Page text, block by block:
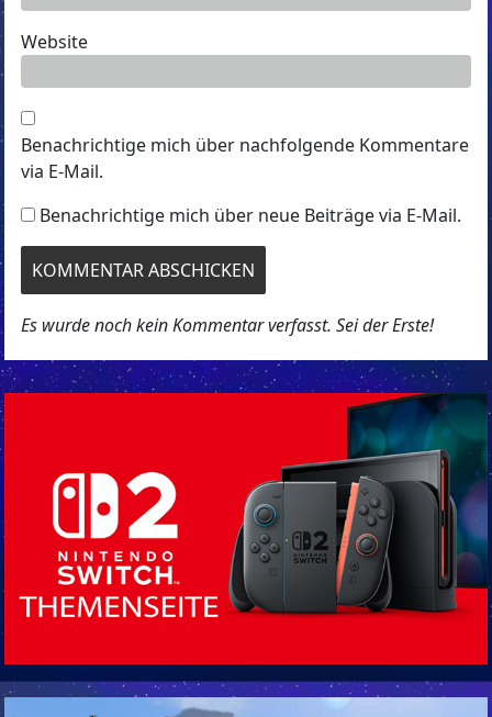
Website
Benachrichtige mich über nachfolgende Kommentare
via E-Mail.
Benachrichtige mich über neue Beiträge via E-Mail.
Es wurde noch kein Kommentar verfasst. Sei der Erste!